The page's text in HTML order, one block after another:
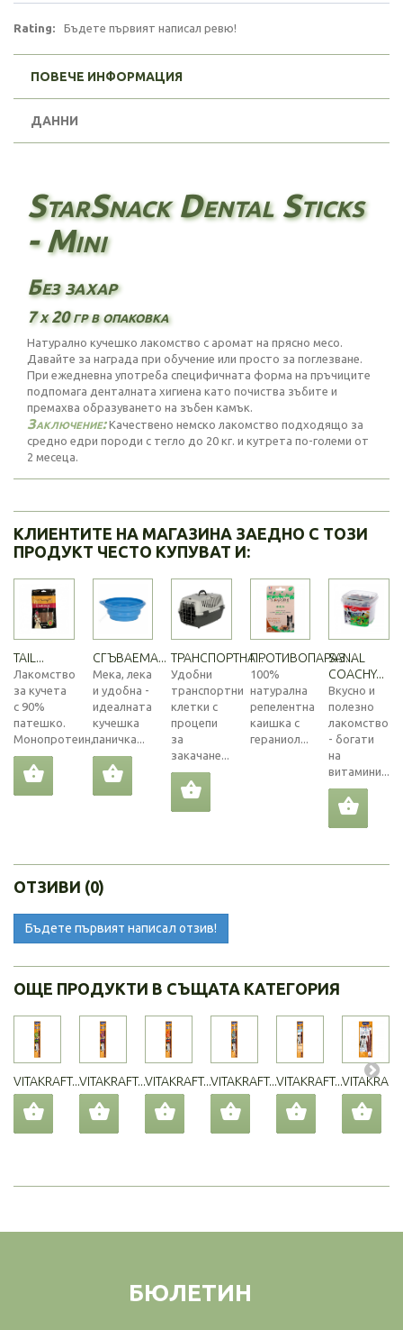
Rating: Бъдете първият написал ревю!
ПОВЕЧЕ ИНФОРМАЦИЯ
ДАННИ
StarSnack Dental Sticks
- Mini
Без захар
7 х 20 гр в опаковка
Натурално кучешко лакомство с аромат на прясно месо.
Давайте за награда при обучение или просто за поглезване.
При ежедневна употреба специфичната форма на пръчиците
подпомага денталната хигиена като почиства зъбите и
премахва образуването на зъбен камък.
Заключение:Качествено немско лакомство подходящо за
средно едри породи с тегло до 20 кг. и кутрета по-големи от
2 месеца.
КЛИЕНТИТЕ НА МАГАЗИНА ЗАЕДНО С ТОЗИ
ПРОДУКТ ЧЕСТО КУПУВАТ И:
TAIL...
Лакомство
за кучета
с 90%
патешко.
Монопротеин,...
СГЪВАЕМА...
Мека, лека
и удобна -
идеалната
кучешка
паничка...
ТРАНСПОРТНА...
Удобни
транспортни
клетки с
процепи
за
закачане...
ПРОТИВОПАРАЗ...
100%
натурална
репелентна
каишка с
гераниол...
SANAL
COACHY...
Вкусно и
полезно
лакомство
- богати
на
витамини...
ОТЗИВИ (0)
Бъдете първият написал отзив!
ОЩЕ ПРОДУКТИ В СЪЩАТА КАТЕГОРИЯ
VITAKRAFT...VITAKRAFT...VITAKRAFT...VITAKRAFT...VITAKRAFT...
БЮЛЕТИН